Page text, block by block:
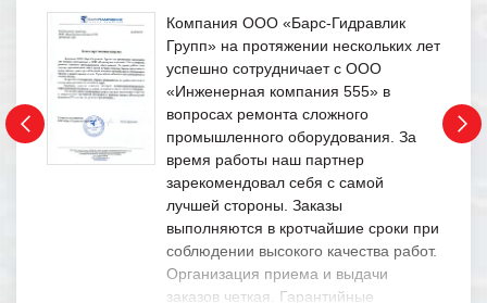
Компания ООО «Барс-Гидравлик
Групп» на протяжении нескольких лет
успешно сотрудничает с ООО
«Инженерная компания 555» в
вопросах ремонта сложного
промышленного оборудования. За
время работы наш партнер
зарекомендовал себя с самой
лучшей стороны. Заказы
выполняются в кротчайшие сроки при
соблюдении высокого качества работ.
Организация приема и выдачи
заказов четкая. Гарантийные